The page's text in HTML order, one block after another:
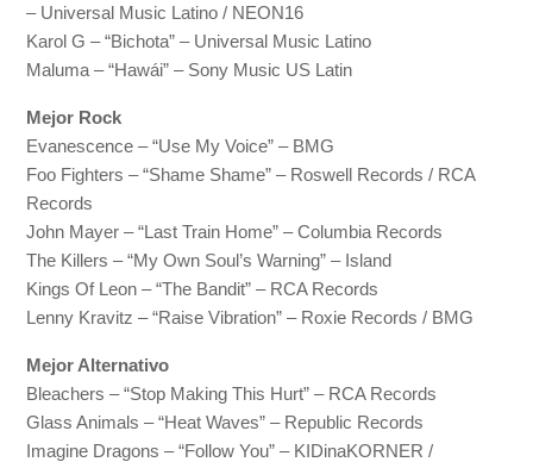
– Universal Music Latino / NEON16
Karol G – “Bichota” – Universal Music Latino
Maluma – “Hawái” – Sony Music US Latin
Mejor Rock
Evanescence – “Use My Voice” – BMG
Foo Fighters – “Shame Shame” – Roswell Records / RCA
Records
John Mayer – “Last Train Home” – Columbia Records
The Killers – “My Own Soul’s Warning” – Island
Kings Of Leon – “The Bandit” – RCA Records
Lenny Kravitz – “Raise Vibration” – Roxie Records / BMG
Mejor Alternativo
Bleachers – “Stop Making This Hurt” – RCA Records
Glass Animals – “Heat Waves” – Republic Records
Imagine Dragons – “Follow You” – KIDinaKORNER /